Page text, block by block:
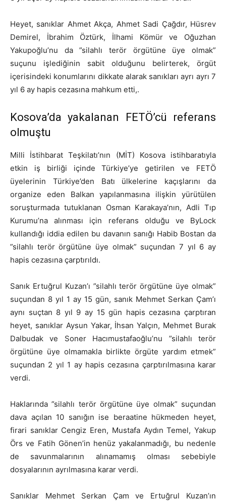
Heyet, sanıklar Ahmet Akça, Ahmet Sadi Çağdır, Hüsrev
Demirel, İbrahim Öztürk, İlhami Kömür ve Oğuzhan
Yakupoğlu’nu da ”silahlı terör örgütüne üye olmak”
suçunu işlediğinin sabit olduğunu belirterek, örgüt
içerisindeki konumlarını dikkate alarak sanıkları ayrı ayrı 7
yıl 6 ay hapis cezasına mahkum etti,.
Kosova’da yakalanan FETÖ’cü referans
olmuştu
Milli İstihbarat Teşkilatı’nın (MİT) Kosova istihbaratıyla
etkin iş birliği içinde Türkiye’ye getirilen ve FETÖ
üyelerinin Türkiye’den Batı ülkelerine kaçışlarını da
organize eden Balkan yapılanmasına ilişkin yürütülen
soruşturmada tutuklanan Osman Karakaya’nın, Adli Tıp
Kurumu’na alınması için referans olduğu ve ByLock
kullandığı iddia edilen bu davanın sanığı Habib Bostan da
”silahlı terör örgütüne üye olmak” suçundan 7 yıl 6 ay
hapis cezasına çarptırıldı.
Sanık Ertuğrul Kuzan’ı ”silahlı terör örgütüne üye olmak”
suçundan 8 yıl 1 ay 15 gün, sanık Mehmet Serkan Çam’ı
aynı suçtan 8 yıl 9 ay 15 gün hapis cezasına çarptıran
heyet, sanıklar Aysun Yakar, İhsan Yalçın, Mehmet Burak
Dalbudak ve Soner Hacımustafaoğlu’nu ”silahlı terör
örgütüne üye olmamakla birlikte örgüte yardım etmek”
suçundan 2 yıl 1 ay hapis cezasına çarptırılmasına karar
verdi.
Haklarında ”silahlı terör örgütüne üye olmak” suçundan
dava açılan 10 sanığın ise beraatine hükmeden heyet,
firari sanıklar Cengiz Eren, Mustafa Aydın Temel, Yakup
Örs ve Fatih Gönen’in henüz yakalanmadığı, bu nedenle
de savunmalarının alınamamış olması sebebiyle
dosyalarının ayrılmasına karar verdi.
Sanıklar Mehmet Serkan Çam ve Ertuğrul Kuzan’ın